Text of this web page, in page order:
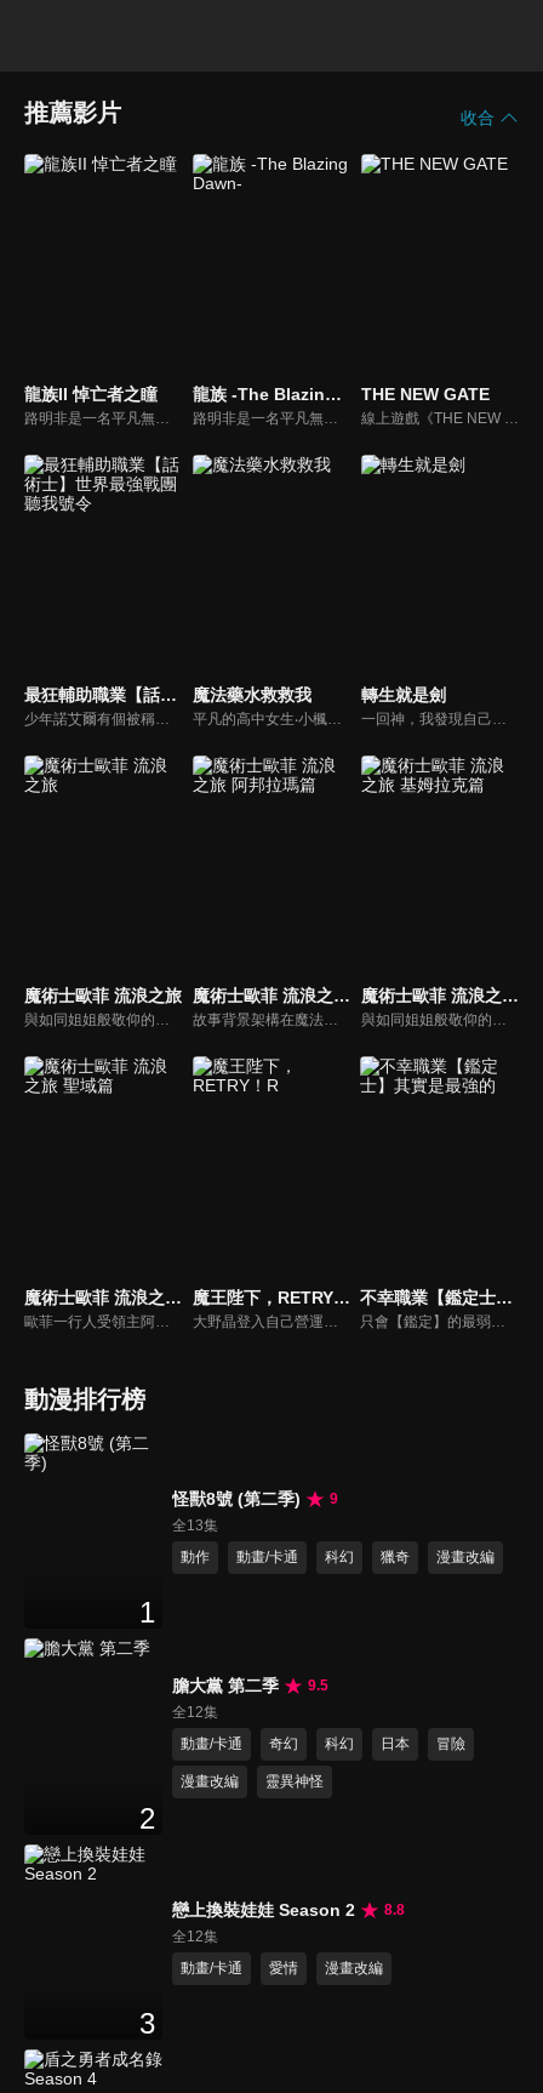
推薦影片 收合
龍族II 悼亡者之瞳
路明非是一名平凡無奇的高中生。某天，他突然收到了一封來自異國學校的神祕的入學邀請函。儘管他被學校優渥的待遇給吸引，但他卻還是無法下定決心——因為他未能割捨自己對女同學雯雯的心意。就在這時，前來說服他入學的學姐諾諾提出了一個建議。
龍族 -The Blazing Dawn-
路明非是一名平凡無奇的高中生。某天，他突然收到了一封來自異國學校的神祕的入學邀請函。儘管他被學校優渥的待遇給吸引，但他卻還是無法下定決心——因為他未能割捨自己對女同學雯雯的心意。就在這時，前來說服他入學的學姐諾諾提出了一個建議。
THE NEW GATE
線上遊戲《THE NEW GATE》。因玩家數眾多而熱鬧至極的虛擬世界突然發生劇變，將人們囚禁在遊戲世界中，折磨著他們。為了打破這種痛苦的現狀，身為遊戲內最強玩家的一名青年──進決定挺身而出。阻擋在他面前的，是這個世界最強大的敵人「原初」。
最狂輔助職業【話術士】世界最強戰團聽我號令
少年諾艾爾有個被稱作不滅惡鬼的英雄祖父。他崇拜祖父，立志成為最強探索者，然而他的職能卻是被評為最弱的支援職「話術士」。諾艾爾繼承祖父的遺志，透過非比尋常的努力，獲得與探索者相符的力量。然而，依舊無法彌補天生才能造成的差距──但他那無與倫比的才智開花結果，讓他找到了通往最強的道路。那就是尋找夥伴，創建最強的組織，並率領這個組織──思索策略，玩弄敵人，率領夥伴，往遙遠的高峰前進。最狂的「話術士」將不擇手段開闢通往最強的道路。
魔法藥水救救我
平凡的高中女生‧小楓，在一條陌生的小巷裡醒了過來。那裡是個有著獸人、精靈與龍的不可思議異世界。小楓注意到自己背的背包裡，多了一本前所未見的書。那本書只要唸出「生成」，就能製作出魔法藥水，真是不可思議！對於被拋到異世界的小楓而言，這些生成的魔法藥水成了維繫生活的依靠。
轉生就是劍
一回神，我發現自己已經轉生至異世界了。不是作為普通人類，而是一把劍。再往周圍環顧，原來這裡是個魔物猖獗，險象環生的草原地帶。覺得性命受到威脅的主角，運用讓自己身體飄浮的能力，逐步獵殺魔物。就在這時，主角為了休息而插進地面的瞬間，能力居然破功，動彈不得。
魔術士歐菲 流浪之旅
與如同姐姐般敬仰的《天魔之魔女》阿莎莉以及其他夥伴，一同來到魔術士培養機關《牙之塔》進行修行的奇利男謝洛。在那天，他看見了阿莎莉化身為龍形怪物。於是，為了拯救能改變命運之劍並尋找失蹤的她，奇利男謝洛改名為歐菲，走出《牙之塔》並開始了冒險旅程。自那之後過了五年歐菲終於與阿莎莉再會。
魔術士歐菲 流浪之旅 阿邦拉瑪篇
故事背景架構在魔法世界上，主角歐菲為了拯救對他而言有如姊姊般的阿莎莉而展開冒險旅程。結束在基姆拉克教會總部的戰鬥後，歐菲一行人前往雷吉波恩溫泉小鎮休息。路途中卻不小心弄丟行李，只好在民宿打工換宿。過程中歐菲他們也逐漸地接觸到溫泉小鎮的陰暗面…
魔術士歐菲 流浪之旅 基姆拉克篇
與如同姐姐般敬仰的《天魔之魔女》阿莎莉以及其他夥伴，一同來到魔術士培養機關《牙之塔》進行修行的奇利男謝洛。在那天，他看見了阿莎莉化身為龍形怪物。於是，為了拯救能改變命運之劍並尋找失蹤的她，奇利男謝洛改名為歐菲，走出《牙之塔》並開始了冒險旅程。自那之後過了五年歐菲終於與阿莎莉再會。
魔術士歐菲 流浪之旅 聖域篇 魔王陛下，RETRY！R 不幸職業【鑑定士】其實是最強的
動漫排行榜
1
怪獸8號 (第二季)
9
全13集
動作
動畫/卡通 科幻 獵奇 漫畫改編
2
膽大黨 第二季
9.5
全12集
動畫/卡通
奇幻 科幻 日本 冒險
漫畫改編 靈異神怪
3
戀上換裝娃娃 Season 2
8.8
全12集
動畫/卡通
愛情 漫畫改編